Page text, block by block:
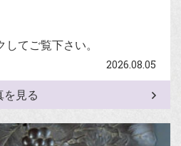
てご覧下さい。
2026.08.05
を見る